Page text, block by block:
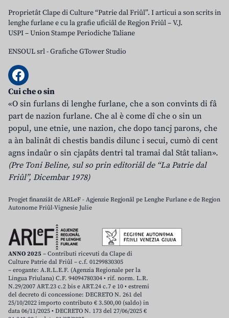
Proprietât Clape di Culture “Patrie dal Friûl”. I articui a son scrits in
lenghe furlane e cu la grafie uficiâl de Regjon Friûl – V.J.
USPI – Union Stampe Periodiche Taliane
ENSOUL srl-Grafiche GTower Studio
Cui che o sin
«O sin furlans di lenghe furlane, che a son convints di fâ
part de nazion furlane. Che al è come dî che o sin un
popul, une etnie, une nazion, che dopo tancj parons, che
a àn balinât di chestis bandis dilunc i secui, cumò di cent
agns indaûr o sin cjapâts dentri tal tramai dal Stât talian».
(Pre Toni Beline, sul so prin editoriâl de “La Patrie dal
Friûl”, Dicembar 1978)
Progjet finanziât de ARLeF - Agjenzie Regjonâl pe Lenghe Furlane e de Regjon
Autonome Friûl-Vignesie Julie
ANNO 2025 – Contributi ricevuti da Clape di
Culture Patrie dal Friûl – c.f. 01299830305
– erogante: A.R.L.E.F. (Agenzia Regionale per la
Lingua Friulana) C.F. 94094780304 • rif. norm. L.R.
N.29/2007 ART.23 c.2 bis e ART.24 c.7 e 10 • estremi
del decreto di concessione: DECRETO N. 261 del
25/10/2022 importo contributo € 3.500,00 (saldo) in
data 06/11/2025 • DECRETO N. 173 del 27/06/2025 €